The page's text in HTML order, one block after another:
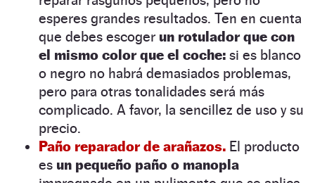
esperes grandes resultados. Ten en cuenta
que debes escoger un rotulador que con
el mismo color que el coche: si es blanco
o negro no habrá demasiados problemas,
pero para otras tonalidades será más
complicado. A favor, la sencillez de uso y su
precio.
Paño reparador de arañazos. El producto
es un pequeño paño o manopla